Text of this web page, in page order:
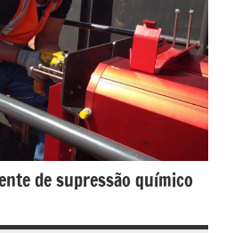
de supressão químico